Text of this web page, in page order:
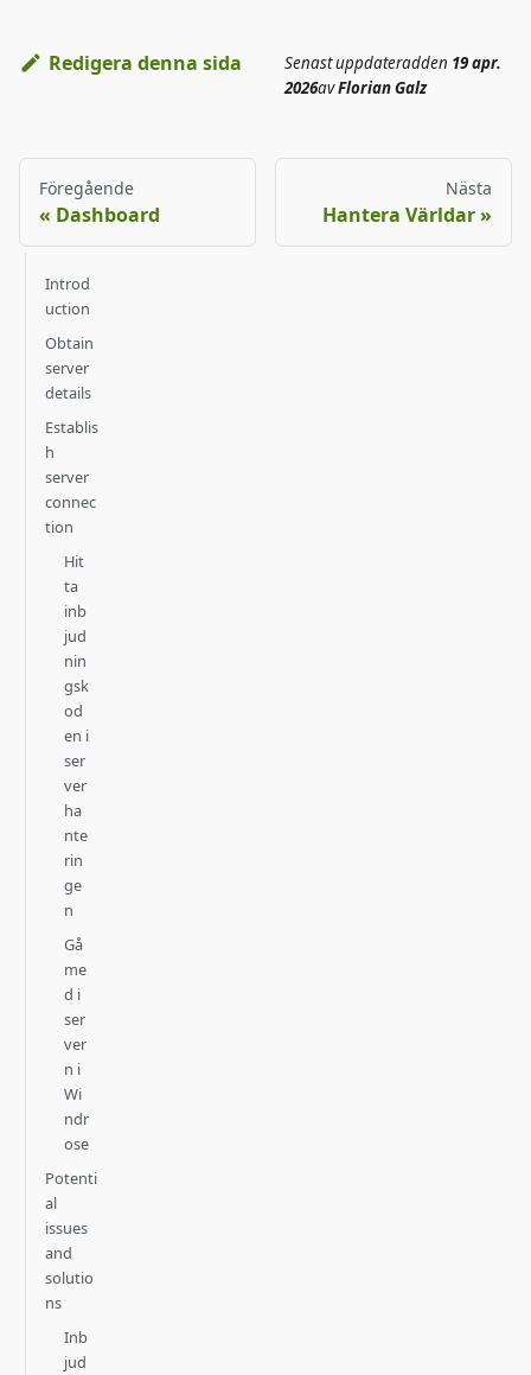
Redigera denna sida Senast uppdateradden 19 apr.
2026avFlorian Galz
Föregående
Dashboard
Nästa
Hantera Världar
Introd
uction
Obtain
server
details
Establis
h
server
connec
tion
Hit
ta
inb
jud
nin
gsk
od
en i
ser
ver
ha
nte
rin
ge
n
Gå
me
d i
ser
ver
n i
Wi
ndr
ose
Potenti
al
issues
and
solutio
ns
Inb
jud